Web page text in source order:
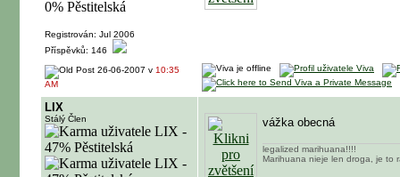
Registrován: Jul 2006
Příspěvků: 146
26-06-2007 v 10:35
AM
LIX
Stálý Člen vážka obecná
legalized marihuana!!!!
Marihuana nieje len droga, je to